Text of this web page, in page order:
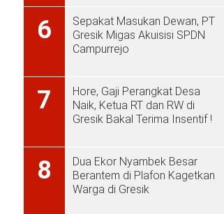
6
Sepakat Masukan Dewan, PT
Gresik Migas Akuisisi SPDN
Campurrejo
7
Hore, Gaji Perangkat Desa
Naik, Ketua RT dan RW di
Gresik Bakal Terima Insentif !
8
Dua Ekor Nyambek Besar
Berantem di Plafon Kagetkan
Warga di Gresik